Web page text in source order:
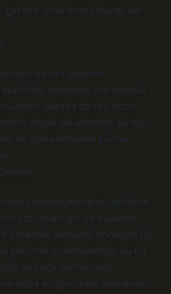
için sıfır dizisi örnek olarak ele
ise sıfır dizisinin
genellikle çok boyutlu
Burada da sıfır dizisi,
olarak ele alınabilir. Bu tür
ve çoklu denklem çözme
matematiksel modelleme
çözümleri için de kullanılır.
sistemde zamanla sıfırlanan bir
şeklinde modellenebilir. Bu tür
ve doğa bilimlerinde
daha anlaşılır hale gelmesini